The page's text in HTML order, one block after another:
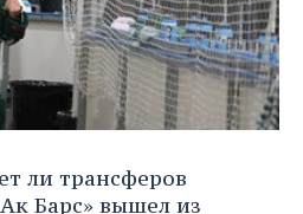
ли трансферов
Барс» вышел из